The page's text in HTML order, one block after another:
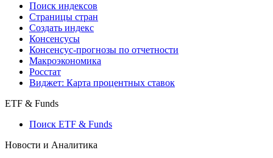
Поиск индексов
Страницы стран
Создать индекс
Консенсусы
Консенсус-прогнозы по отчетности
Макроэкономика
Росстат
Виджет: Карта процентных ставок
ETF & Funds
Поиск ETF & Funds
Новости и Аналитика